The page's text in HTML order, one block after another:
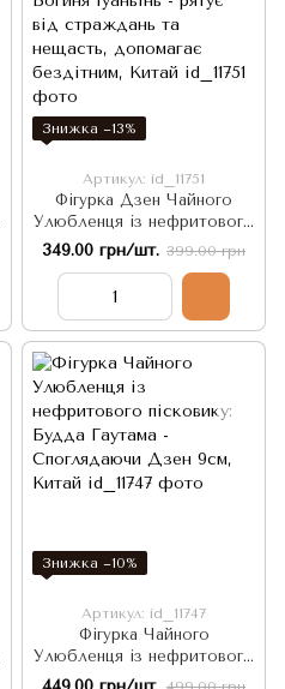
Знижка −13%
Артикул: id_11751
Фігурка Дзен Чайного
Улюбленця із нефритового
пісковику: Богиня Гуаньїнь -
рятує від страждань та
нещасть, допомагає
бездітним, Китай
349.00 грн/шт. 399.00 грн
Знижка −10%
Артикул: id_11747
Фігурка Чайного
Улюбленця із нефритового
пісковику: Будда Гаутама -